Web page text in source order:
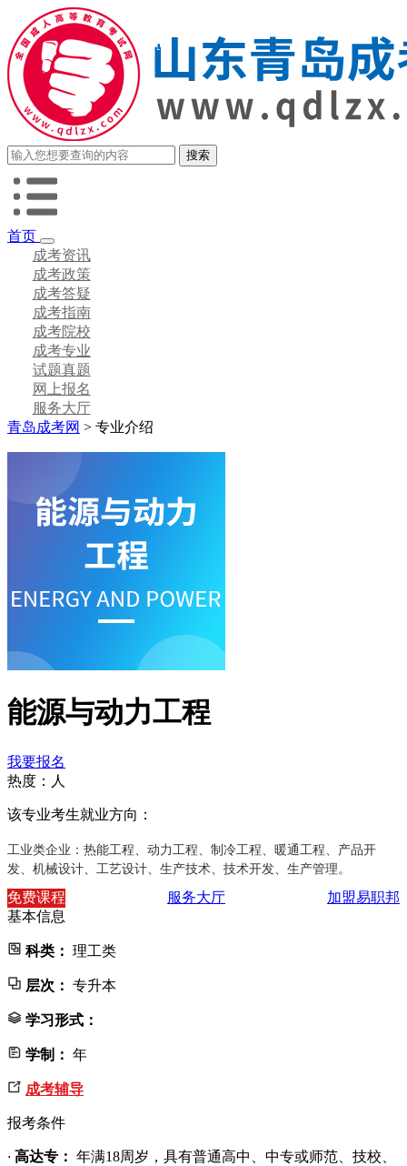
首页
成考资讯
成考政策
成考答疑
成考指南
成考院校
成考专业
试题真题
网上报名
服务大厅
青岛成考网 > 专业介绍
能源与动力工程
我要报名
热度： 人
该专业考生就业方向：
工业类企业：热能工程、动力工程、制冷工程、暖通工程、产品开
发、机械设计、工艺设计、生产技术、技术开发、生产管理。
免费课程 服务大厅
加盟易职邦
基本信息
科类： 理工类
层次： 专升本
学习形式：
学制： 年
成考辅导
报考条件
· 高达专： 年满18周岁，具有普通高中、中专或师范、技校、